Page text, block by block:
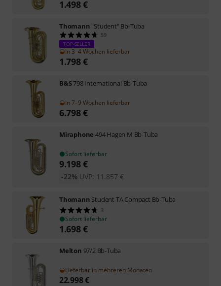
1.498€
Thomann "Student" Bb-Tuba
59
TOP-SELLER
In 3–4 Wochen lieferbar
1.798€
B&S798 International Bb-Tuba
In 7–9 Wochen lieferbar
6.798€
Miraphone 494 Hagen M Bb-Tuba
Sofort lieferbar
9.198€
UVP: 11.857 €
-22%
Thomann Student TA Compact Bb-Tuba
3
Sofort lieferbar
1.698€
Melton 97/2 Bb-Tuba
Lieferbar in mehreren Monaten
22.998€